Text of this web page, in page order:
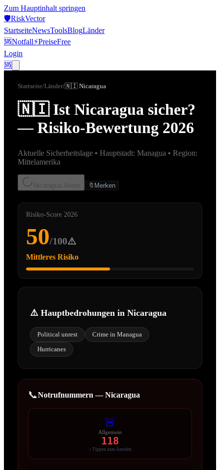
Zum Hauptinhalt springen
🛡️RiskVector
StartseiteNewsToolsBlogLänder
🆘Notfall⚡PreiseFree
Login
🆘
Startseite/Länder/🇳🇮 Nicaragua
🇳🇮Ist Nicaragua sicher?
— Risiko-Bewertung 2026
Aktuelle Sicherheitslage • Hauptstadt: Managua • Region:
Mittelamerika
Nicaragua Alerts 🔖 Merken
Risiko-Score 2026
50/100⚠️
Mittleres Risiko
⚠️ Hauptbedrohungen in Nicaragua
Political unrest
Crime in Managua
Hurricanes
📞Notrufnummern —Nicaragua
🚨
Allgemein
118
↑ Tippen zum Anrufen